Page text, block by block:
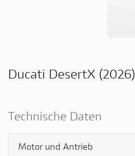
Ducati DesertX (2026)
Technische Daten
Motor und Antrieb